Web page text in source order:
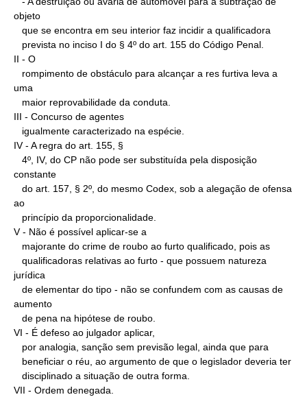
objeto
II - O
uma
III - Concurso de agentes
IV - A regra do art. 155, §
constante
ao
V - Não é possível aplicar-se a
jurídica
aumento
VI - É defeso ao julgador aplicar,
VII - Ordem denegada.